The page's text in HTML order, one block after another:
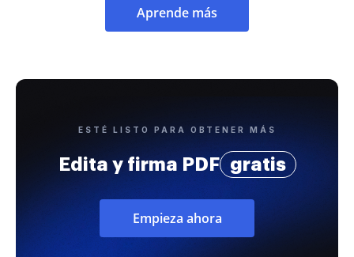
Aprende más
ESTÉ LISTO PARA OBTENER MÁS
Edita y firma PDF gratis
Empieza ahora